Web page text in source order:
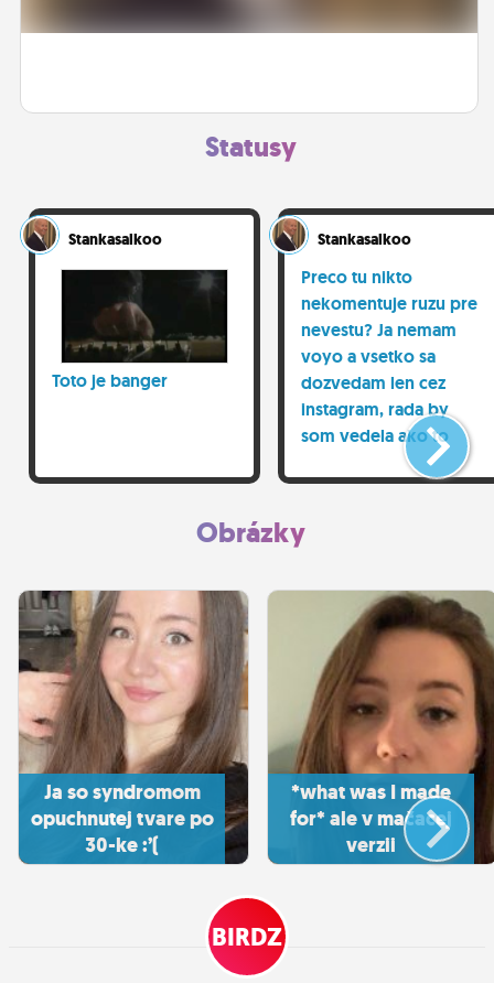
ĽUDIA
NASTAVENIA
Statusy
Stankasalkoo
Toto je banger
Stankasalkoo
Preco tu nikto
nekomentuje ruzu pre
nevestu? Ja nemam
voyo a vsetko sa
dozvedam len cez
instagram, rada by
som vedela ako to
vidia birdzaci xD
Obrázky
Ja so syndromom
opuchnutej tvare po
30-ke :’(
*what was I made
for* ale v mačacej
verzii
BIRDZ